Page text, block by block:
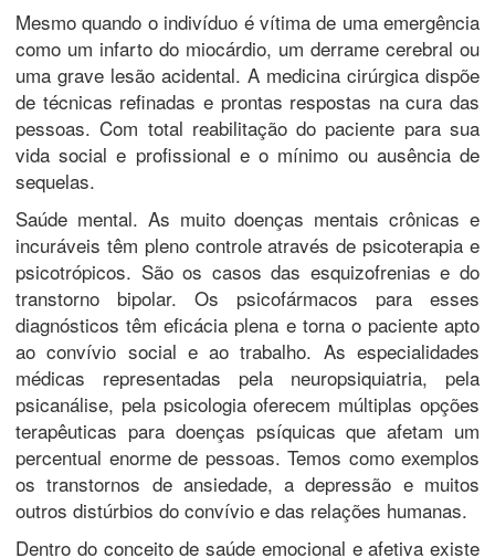
Mesmo quando o indivíduo é vítima de uma emergência
como um infarto do miocárdio, um derrame cerebral ou
uma grave lesão acidental. A medicina cirúrgica dispõe
de técnicas refinadas e prontas respostas na cura das
pessoas. Com total reabilitação do paciente para sua
vida social e profissional e o mínimo ou ausência de
sequelas.
Saúde mental. As muito doenças mentais crônicas e
incuráveis têm pleno controle através de psicoterapia e
psicotrópicos. São os casos das esquizofrenias e do
transtorno bipolar. Os psicofármacos para esses
diagnósticos têm eficácia plena e torna o paciente apto
ao convívio social e ao trabalho. As especialidades
médicas representadas pela neuropsiquiatria, pela
psicanálise, pela psicologia oferecem múltiplas opções
terapêuticas para doenças psíquicas que afetam um
percentual enorme de pessoas. Temos como exemplos
os transtornos de ansiedade, a depressão e muitos
outros distúrbios do convívio e das relações humanas.
Dentro do conceito de saúde emocional e afetiva existe